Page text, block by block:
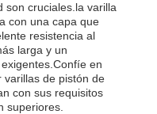
son cruciales.la varilla
con una capa que
resistencia al
larga y un
en
varillas de pistón de
con sus requisitos
superiores.